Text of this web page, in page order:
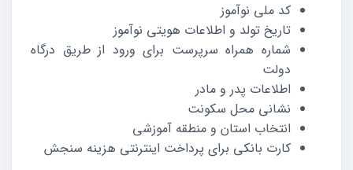
کد ملی نوآموز
تاریخ تولد و اطلاعات هویتی نوآموز
شماره همراه سرپرست برای ورود از طریق درگاه
دولت
اطلاعات پدر و مادر
نشانی محل سکونت
انتخاب استان و منطقه آموزشی
کارت بانکی برای پرداخت اینترنتی هزینه سنجش